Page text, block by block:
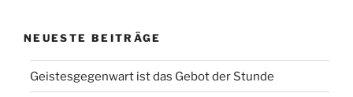
NEUESTE BEITRÄGE
Geistesgegenwart ist das Gebot der Stunde